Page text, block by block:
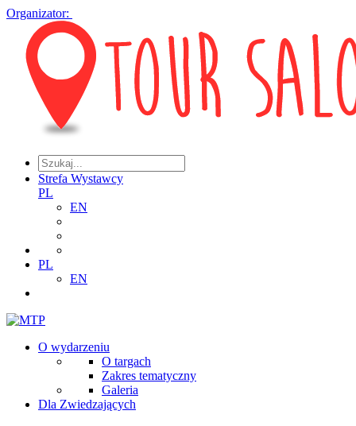
Organizator:
Strefa Wystawcy
PL
EN
PL
EN
O wydarzeniu
O targach
Zakres tematyczny
Galeria
Dla Zwiedzających